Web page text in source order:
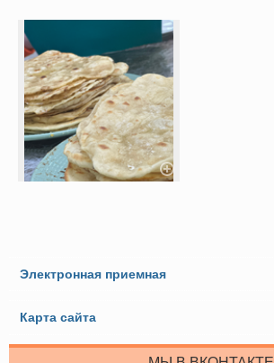
Электронная приемная
Карта сайта